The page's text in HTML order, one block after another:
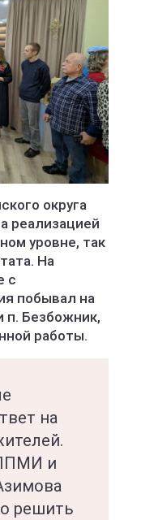
округа
реализацией
уровне, так
На
с
побывал на
п. Безбожник,
работы.
на
и
решить